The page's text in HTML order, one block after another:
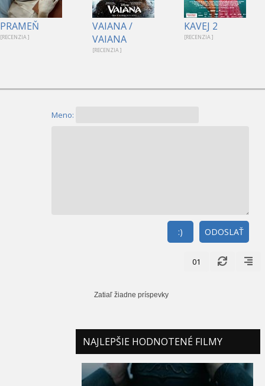
PRAMEŇ
[RECENZIA ]
VAIANA /
VAIANA
[RECENZIA ]
KAVEJ 2
[RECENZIA ]
Meno:
ODOSLAŤ
:)
01
Zatiaľ žiadne príspevky
NAJLEPŠIE HODNOTENÉ FILMY